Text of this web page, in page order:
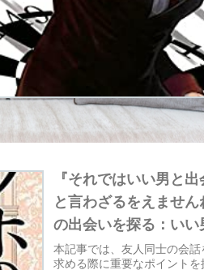
『それではいい男と
と言わざるをえませ
の出会いを探る：いい
本記事では、友人同士の会
求める際に重要なポイント